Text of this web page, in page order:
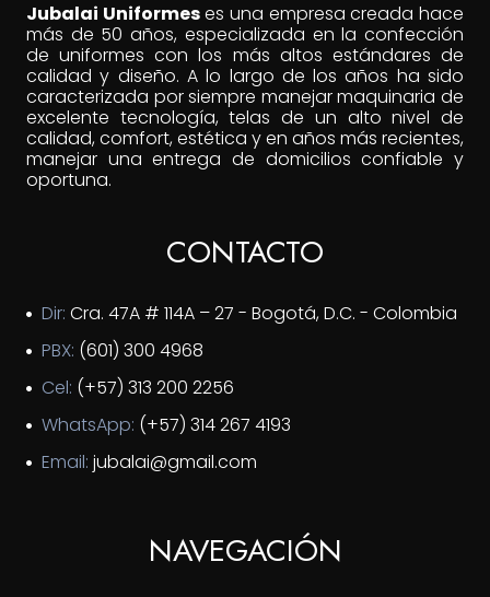
Jubalai Uniformeses una empresa creada hace
más de 50 años, especializada en la confección
de uniformes con los más altos estándares de
calidad y diseño. A lo largo de los años ha sido
caracterizada por siempre manejar maquinaria de
excelente tecnología, telas de un alto nivel de
calidad, comfort, estética y en años más recientes,
manejar una entrega de domicilios confiable y
oportuna.
CONTACTO
Dir: Cra. 47A # 114A – 27 - Bogotá, D.C. - Colombia
PBX: (601) 300 4968
Cel: (+57) 313 200 2256
WhatsApp: (+57) 314 267 4193
Email: jubalai@gmail.com
NAVEGACIÓN